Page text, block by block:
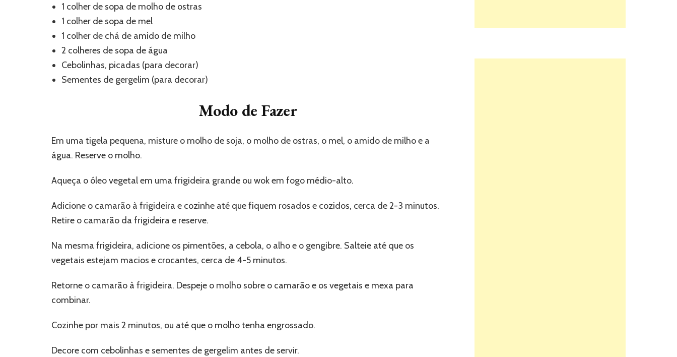
1 colher de sopa de molho de ostras
1 colher de sopa de mel
1 colher de chá de amido de milho
2 colheres de sopa de água
Cebolinhas, picadas (para decorar)
Sementes de gergelim (para decorar)
Modo de Fazer
Em uma tigela pequena, misture o molho de soja, o molho de ostras, o mel, o amido de milho e a
água. Reserve o molho.
Aqueça o óleo vegetal em uma frigideira grande ou wok em fogo médio-alto.
Adicione o camarão à frigideira e cozinhe até que fiquem rosados e cozidos, cerca de 2-3 minutos.
Retire o camarão da frigideira e reserve.
Na mesma frigideira, adicione os pimentões, a cebola, o alho e o gengibre. Salteie até que os
vegetais estejam macios e crocantes, cerca de 4-5 minutos.
Retorne o camarão à frigideira. Despeje o molho sobre o camarão e os vegetais e mexa para
combinar.
Cozinhe por mais 2 minutos, ou até que o molho tenha engrossado.
Decore com cebolinhas e sementes de gergelim antes de servir.